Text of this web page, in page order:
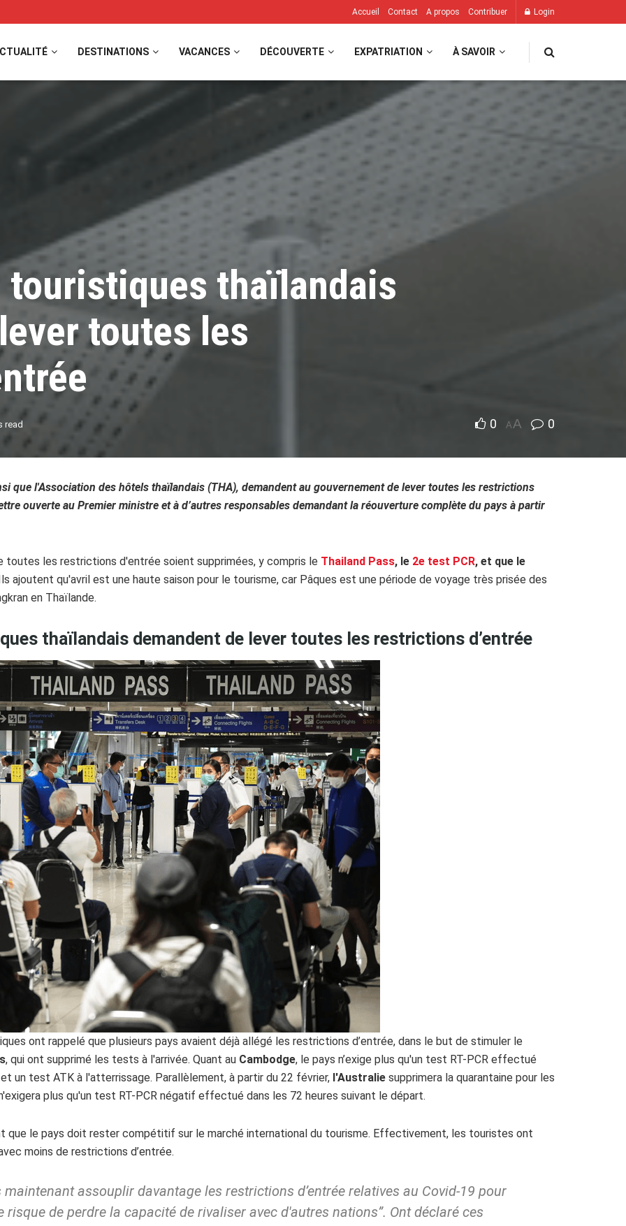
Accueil Contact A propos Contribuer Login
DESTINATIONS VACANCES DÉCOUVERTE EXPATRIATION À SAVOIR
touristiques thaïlandais
toutes les
read 0 A A 0
que l'Association des hôtels thaïlandais (THA), demandent au gouvernement de lever toutes les restrictions
ouverte au Premier ministre et à d’autres responsables demandant la réouverture complète du pays à partir
les restrictions d'entrée soient supprimées, y compris le Thailand Pass, le 2e test PCR, et que le
ajoutent qu'avril est une haute saison pour le tourisme, car Pâques est une période de voyage très prisée des
en Thaïlande.
thaïlandais demandent de lever toutes les restrictions d’entrée
ont rappelé que plusieurs pays avaient déjà allégé les restrictions d’entrée, dans le but de stimuler le
, qui ont supprimé les tests à l'arrivée. Quant au Cambodge, le pays n’exige plus qu'un test RT-PCR effectué
un test ATK à l'atterrissage. Parallèlement, à partir du 22 février, l'Australie supprimera la quarantaine pour les
plus qu'un test RT-PCR négatif effectué dans les 72 heures suivant le départ.
que le pays doit rester compétitif sur le marché international du tourisme. Effectivement, les touristes ont
moins de restrictions d’entrée.
maintenant assouplir davantage les restrictions d’entrée relatives au Covid-19 pour
risque de perdre la capacité de rivaliser avec d'autres nations”. Ont déclaré ces